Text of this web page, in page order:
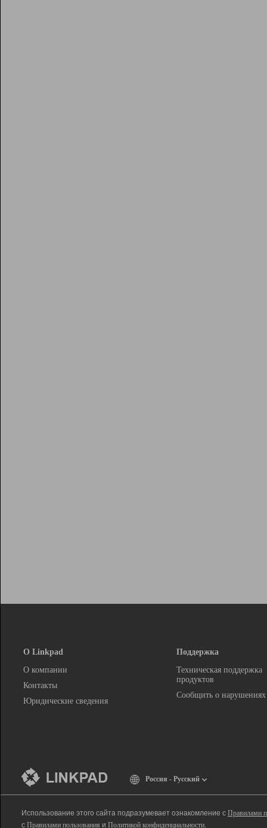
О Linkpad
О компании
Контакты
Юридические сведения
Поддержка
Техническая поддержка
продуктов
Сообщить о нарушениях
Россия - Русский
Использование этого сайта подразумевает ознакомление с Правилами
с Правилами пользования и Политикой конфиденциальности.